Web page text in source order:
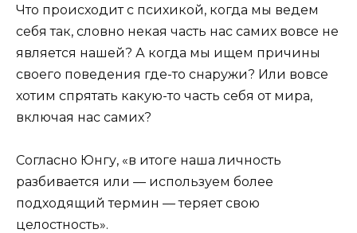
Что происходит с психикой, когда мы ведем
себя так, словно некая часть нас самих вовсе не
является нашей? А когда мы ищем причины
своего поведения где-то снаружи? Или вовсе
хотим спрятать какую-то часть себя от мира,
включая нас самих?
Согласно Юнгу, «в итоге наша личность
разбивается или — используем более
подходящий термин — теряет свою
целостность».